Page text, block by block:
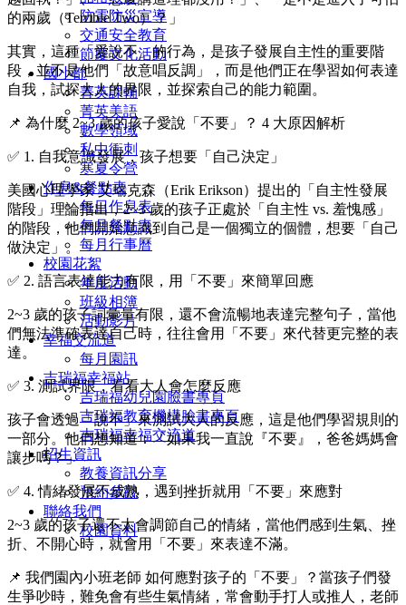
防震防災宣導
交通安全教育
節慶文化活動
國小部
菁英課輔
菁英美語
數學領域
私中衝刺
寒夏令營
作息&餐點表
每日作息表
每月餐點表
每月行事曆
校園花絮
年度活動
班級相簿
活動影片
幸福交流道
每月園訊
吉瑞福幸福站
吉瑞福幼兒園臉書專頁
吉瑞福教育機構臉書專頁
吉瑞福幸福交流道
招生資訊
教養資訊分享
預約參觀
聯絡我們
校園資料
的兩歲（Terrible Two）？」
其實，這種「愛說不」的行為，是孩子發展自主性的重要階
段，並不是他們「故意唱反調」，而是他們正在學習如何表達
自我，試探大人的界限，並探索自己的能力範圍。
📌 為什麼 2~3 歲的孩子愛說「不要」？ 4 大原因解析
✅ 1. 自我意識發展，孩子想要「自己決定」
美國心理學家 艾瑞克森（Erik Erikson）提出的「自主性發展
階段」理論指出，2~3 歲的孩子正處於「自主性 vs. 羞愧感」
的階段，他們開始意識到自己是一個獨立的個體，想要「自己
做決定」。
✅ 2. 語言表達能力有限，用「不要」來簡單回應
2~3 歲的孩子詞彙量有限，還不會流暢地表達完整句子，當他
們無法準確表達自己時，往往會用「不要」來代替更完整的表
達。
✅ 3. 測試界限，看看大人會怎麼反應
孩子會透過「說不」來測試大人的反應，這是他們學習規則的
一部分。他們想知道：「如果我一直說『不要』，爸爸媽媽會
讓步嗎？」
✅ 4. 情緒發展不成熟，遇到挫折就用「不要」來應對
2~3 歲的孩子還不太會調節自己的情緒，當他們感到生氣、挫
折、不開心時，就會用「不要」來表達不滿。
📌 我們園內小班老師 如何應對孩子的「不要」？當孩子們發
生爭吵時，難免會有些生氣情緒，常會動手打人或推人，老師